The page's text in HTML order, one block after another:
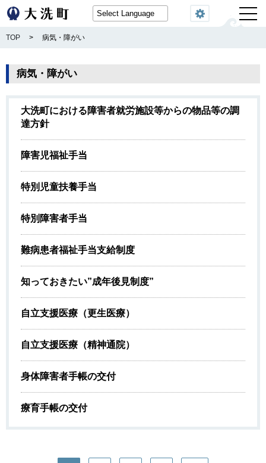
閲覧機能
TOP > 病気・障がい
病気・障がい
大洗町における障害者就労施設等からの物品等の調
達方針
障害児福祉手当
特別児童扶養手当
特別障害者手当
難病患者福祉手当支給制度
知っておきたい”成年後見制度”
自立支援医療（更生医療）
自立支援医療（精神通院）
身体障害者手帳の交付
療育手帳の交付